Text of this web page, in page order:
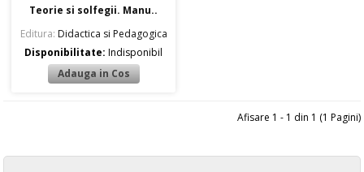
Teorie si solfegii. Manu..
Editura: Didactica si Pedagogica
Disponibilitate:Indisponibil
Afisare 1 - 1 din 1 (1 Pagini)